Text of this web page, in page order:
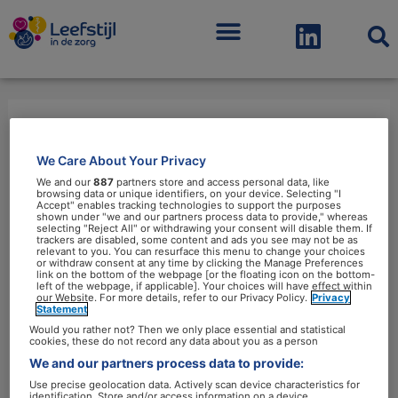
Menu
sociaal
Aanraking
blijkt
goed
voor
geestelijke
We Care About Your Privacy
We and our887 partners store and access personal data, like
browsing data or unique identifiers, on your device. Selecting "I
Accept" enables tracking technologies to support the purposes
shown under "we and our partners process data to provide," whereas
selecting "Reject All" or withdrawing your consent will disable them. If
trackers are disabled, some content and ads you see may not be as
relevant to you. You can resurface this menu to change your choices
or withdraw consent at any time by clicking the Manage Preferences
link on the bottom of the webpage [or the floating icon on the bottom-
left of the webpage, if applicable]. Your choices will have effect within
our Website. For more details, refer to our Privacy Policy. Privacy
Statement
Would you rather not? Then we only place essential and statistical
cookies, these do not record any data about you as a person
We and our partners process data to provide:
Use precise geolocation data. Actively scan device characteristics for